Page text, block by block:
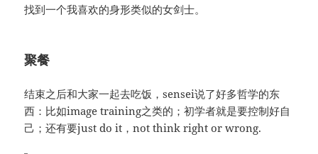
找到一个我喜欢的身形类似的女剑士。
聚餐
结束之后和大家一起去吃饭，sensei说了好多哲学的东
西：比如image training之类的；初学者就是要控制好自
己；还有要just do it，not think right or wrong.